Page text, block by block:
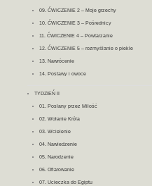
09. ĆWICZENIE 2 – Moje grzechy
10. ĆWICZENIE 3 – Pośrednicy
11. ĆWICZENIE 4 – Powtarzanie
12. ĆWICZENIE 5 – rozmyślanie o piekle
13. Nawrócenie
14. Postawy i owoce
TYDZIEŃ II
01. Posłany przez Miłość
02. Wołanie Króla
03. Wcielenie
04. Nawiedzenie
05. Narodzenie
06. Ofiarowanie
07. Ucieczka do Egiptu